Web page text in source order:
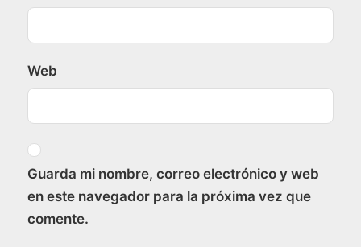
Web
Guarda mi nombre, correo electrónico y web
en este navegador para la próxima vez que
comente.